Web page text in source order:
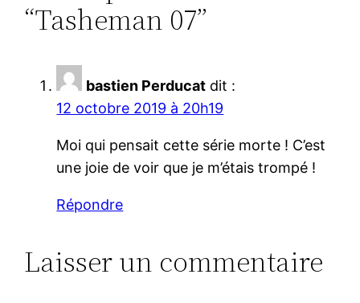
“Tasheman 07”
bastien Perducat dit :
12 octobre 2019 à 20h19
Moi qui pensait cette série morte ! C’est
une joie de voir que je m’étais trompé !
Répondre
Laisser un commentaire